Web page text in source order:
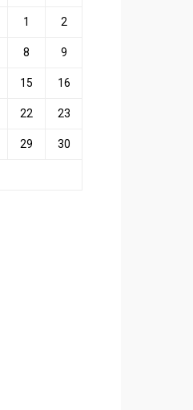
1 2
8 9
15 16
22 23
29 30